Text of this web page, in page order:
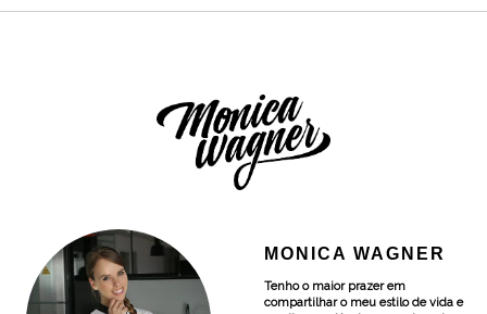
MONICA WAGNER
Tenho o maior prazer em
compartilhar o meu estilo de vida e